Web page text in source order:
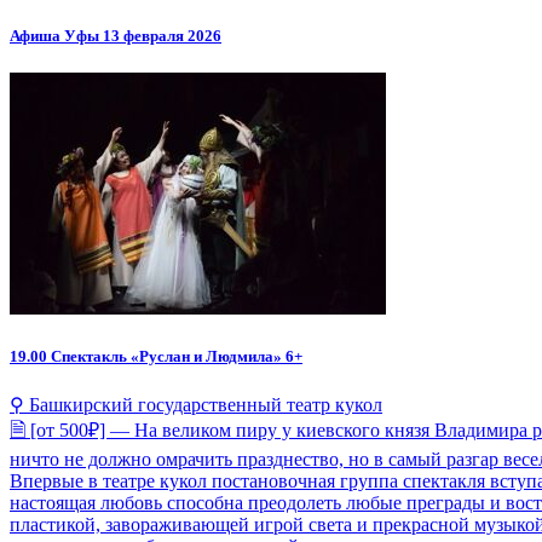
Афиша Уфы 13 февраля 2026
19.00 Спектакль «Руслан и Людмила» 6+
⚲ Башкирский государственный театр кукол
🗎 [от 500₽] — На великом пиру у киевского князя Владимира
ничто не должно омрачить празднество, но в самый разгар
Впервые в театре кукол постановочная группа спектакля
настоящая любовь способна преодолеть любые преграды и
пластикой, завораживающей игрой света и прекрасной